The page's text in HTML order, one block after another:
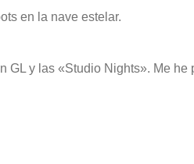
en la nave estelar.
GL y las «Studio Nights». Me he